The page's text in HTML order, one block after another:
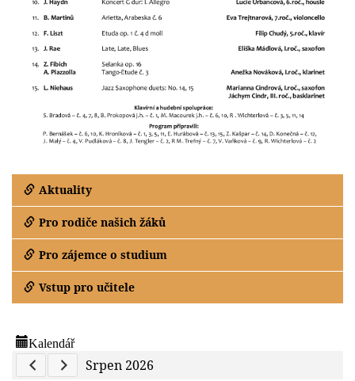
Aktuality
Pro rodiče našich žáků
Pro zájemce o studium
Vstup pro učitele
Kalendář
Previous Calendar
Next Calendar
Srpen 2026